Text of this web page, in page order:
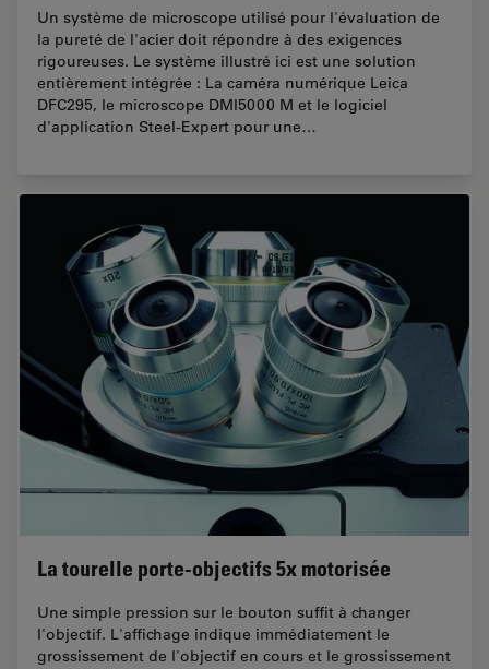
Un système de microscope utilisé pour l'évaluation de
la pureté de l'acier doit répondre à des exigences
rigoureuses. Le système illustré ici est une solution
entièrement intégrée : La caméra numérique Leica
DFC295, le microscope DMI5000 M et le logiciel
d'application Steel-Expert pour une…
La tourelle porte-objectifs 5x motorisée
Une simple pression sur le bouton suffit à changer
l'objectif. L'affichage indique immédiatement le
grossissement de l'objectif en cours et le grossissement